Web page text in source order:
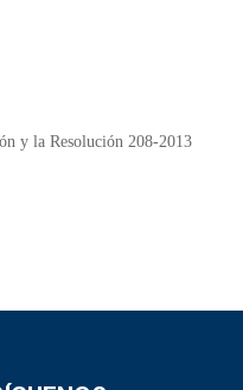
y la Resolución 208-2013